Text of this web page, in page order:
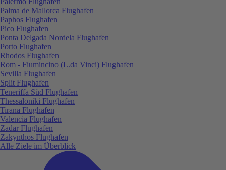
Palma de Mallorca Flughafen
Paphos Flughafen
Pico Flughafen
Ponta Delgada Nordela Flughafen
Porto Flughafen
Rhodos Flughafen
Rom - Fiumincino (L.da Vinci) Flughafen
Sevilla Flughafen
Split Flughafen
Teneriffa Süd Flughafen
Thessaloniki Flughafen
Tirana Flughafen
Valencia Flughafen
Zadar Flughafen
Zakynthos Flughafen
Alle Ziele im Überblick